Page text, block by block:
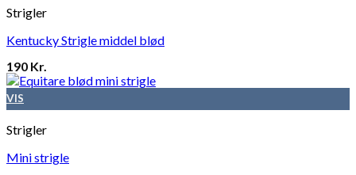
Strigler
Kentucky Strigle middel blød
190 Kr.
VIS
Strigler
Mini strigle